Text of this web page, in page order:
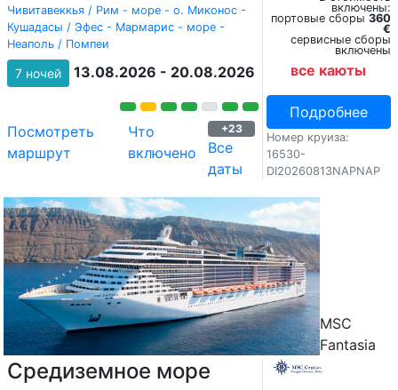
Чивитавеккья / Рим - море - о. Миконос -
Кушадасы / Эфес - Мармарис - море -
Неаполь / Помпеи
7 ночей 13.08.2026 - 20.08.2026
Посмотреть
маршрут
Что
включено
+23
Все
даты
включены:
портовые сборы 360
€
сервисные сборы
включены
все каюты
Подробнее
Номер круиза:
16530-
DI20260813NAPNAP
MSC
Fantasia
Средиземное море